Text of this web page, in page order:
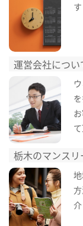
運営会社につい
栃木のマンス
介